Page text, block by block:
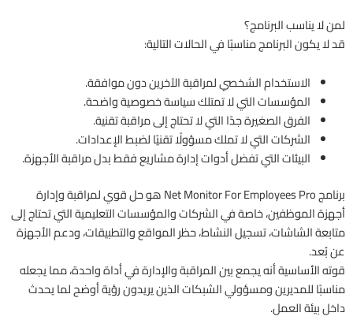
لمن لا يناسب البرنامج؟
قد لا يكون البرنامج مناسبًا في الحالات التالية:
الاستخدام الشخصي لمراقبة الآخرين دون موافقة.
المؤسسات التي لا تمتلك سياسة خصوصية واضحة.
الفرق الصغيرة جدًا التي لا تحتاج إلى مراقبة تقنية.
الشركات التي لا تملك مسؤولًا تقنيًا لضبط الإعدادات.
البيئات التي تفضل أدوات إدارة مشاريع فقط بدل مراقبة الأجهزة.
برنامج Net Monitor For Employees Pro هو حل قوي لمراقبة وإدارة
أجهزة الموظفين، خاصة في الشركات والمؤسسات التعليمية التي تحتاج إلى
متابعة الشاشات، تسجيل النشاط، حظر المواقع والتطبيقات، ودعم الأجهزة
عن بُعد.
قوته الأساسية أنه يجمع بين المراقبة والإدارة في أداة واحدة، مما يجعله
مناسبًا للمديرين ومسؤولي الشبكات الذين يريدون رؤية أوضح لما يحدث
داخل بيئة العمل.